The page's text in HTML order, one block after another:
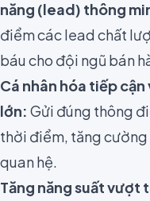
năng (lead) thông
điểm các lead chất
báu cho đội ngũ bán
Cá nhân hóa tiếp
lớn: Gửi đúng thông
thời điểm, tăng
quan hệ.
Tăng năng suất vượt